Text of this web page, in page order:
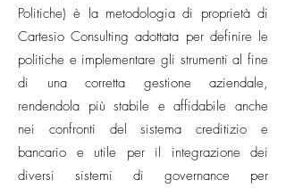
Politiche) è la metodologia di proprietà di
Cartesio Consulting adottata per definire le
politiche e implementare gli strumenti al fine
di una corretta gestione aziendale,
rendendola più stabile e affidabile anche
nei confronti del sistema creditizio e
bancario e utile per il integrazione dei
diversi sistemi di governance per